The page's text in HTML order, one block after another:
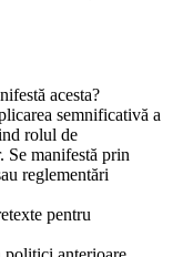
acesta?
semnificativă a
rolul de
Se manifestă prin
reglementări
pentru